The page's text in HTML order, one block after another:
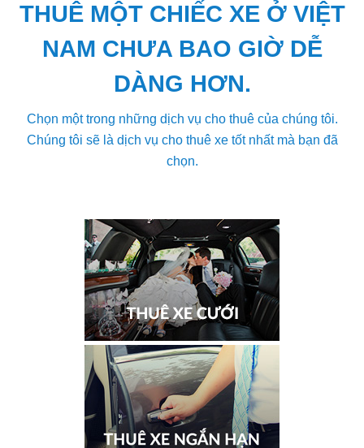
THUÊ MỘT CHIẾC XE Ở VIỆT
NAM CHƯA BAO GIỜ DỄ
DÀNG HƠN.
Chọn một trong những dịch vụ cho thuê của chúng tôi.
Chúng tôi sẽ là dịch vụ cho thuê xe tốt nhất mà bạn đã
chọn.